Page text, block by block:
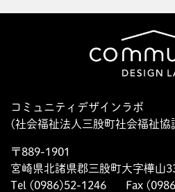
コミュニティデザインラボ
(社会福祉法人三股町社会福祉協
〒889-1901
宮崎県北諸県郡三股町大字樺山
Tel (0986)52-1246
Fax